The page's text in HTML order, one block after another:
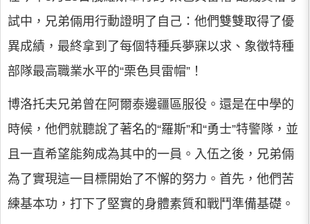
試中，兄弟倆用行動證明了自己：他們雙雙取得了優
異成績，最終拿到了每個特種兵夢寐以求、象徵特種
部隊最高職業水平的“栗色貝雷帽”！
博洛托夫兄弟曾在阿爾泰邊疆區服役。還是在中學的
時候，他們就聽說了著名的“羅斯”和“勇士”特警隊，並
且一直希望能夠成為其中的一員。入伍之後，兄弟倆
為了實現這一目標開始了不懈的努力。首先，他們苦
練基本功，打下了堅實的身體素質和戰鬥準備基礎。